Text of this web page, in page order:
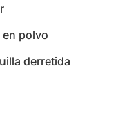
en polvo
derretida